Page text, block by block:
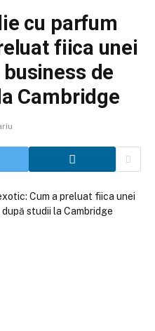
cu parfum
fiica unei
de
Cambridge